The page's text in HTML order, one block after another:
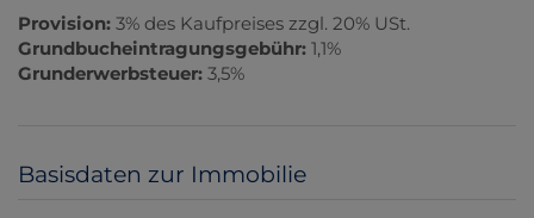
Provision: 3% des Kaufpreises zzgl. 20% USt.
Grundbucheintragungsgebühr: 1,1%
Grunderwerbsteuer: 3,5%
Basisdaten zur Immobilie